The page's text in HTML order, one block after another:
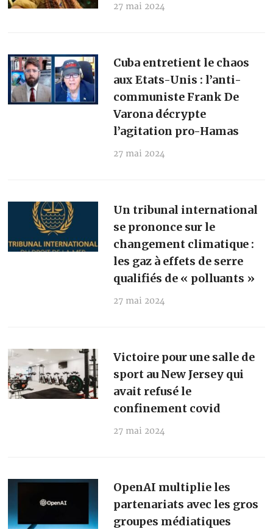
27 mai 2024
Cuba entretient le chaos
aux Etats-Unis : l’anti-
communiste Frank De
Varona décrypte
l’agitation pro-Hamas
27 mai 2024
Un tribunal international
se prononce sur le
changement climatique :
les gaz à effets de serre
qualifiés de « polluants »
27 mai 2024
Victoire pour une salle de
sport au New Jersey qui
avait refusé le
confinement covid
27 mai 2024
OpenAI multiplie les
partenariats avec les gros
groupes médiatiques